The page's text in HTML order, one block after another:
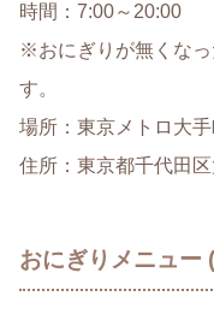
時間：7:00～20:00
※おにぎりが無くなっ
す。
場所：東京メトロ大
住所：東京都千代田
おにぎりメニュー